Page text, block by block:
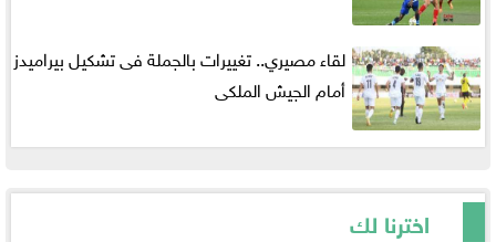
لقاء مصيري.. تغييرات بالجملة فى تشكيل بيراميدز
أمام الجيش الملكى
اخترنا لك